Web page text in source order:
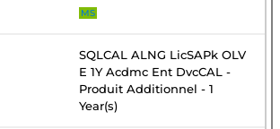
MS
SQLCAL ALNG LicSAPk OLV
E 1Y Acdmc Ent DvcCAL -
Produit Additionnel - 1
Year(s)